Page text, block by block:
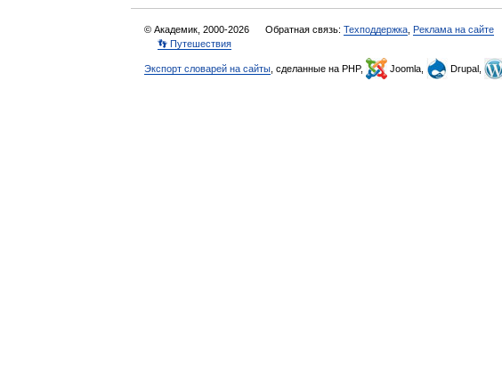
© Академик, 2000-2026 Обратная связь: Техподдержка Реклама на сайте
👣 Путешествия
Экспорт словарей на сайты , сделанные на PHP, Joomla, Drupal,